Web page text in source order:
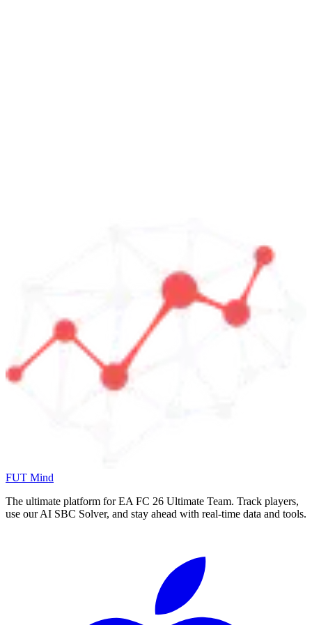
FUT Mind
The ultimate platform for EA FC 26 Ultimate Team. Track players,
use our AI SBC Solver, and stay ahead with real-time data and tools.